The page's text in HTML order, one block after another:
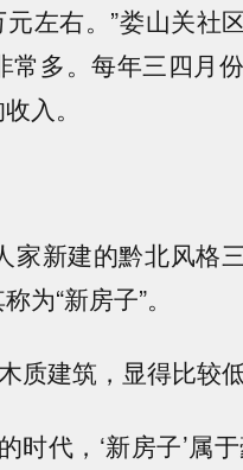
左右。”娄山关社
多。每年三四月
入。
家新建的黔北风格
为“新房子”。
质建筑，显得比较低
时代，‘新房子’属